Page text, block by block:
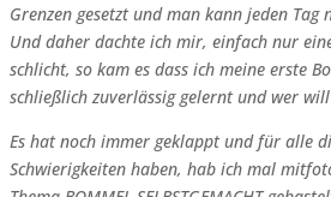
Grenzen gesetzt und man kann jeden
Und daher dachte ich mir, einfach nur
schlicht, so kam es dass ich meine erste
schließlich zuverlässig gelernt und wer
Es hat noch immer geklappt und für alle
Schwierigkeiten haben, hab ich mal